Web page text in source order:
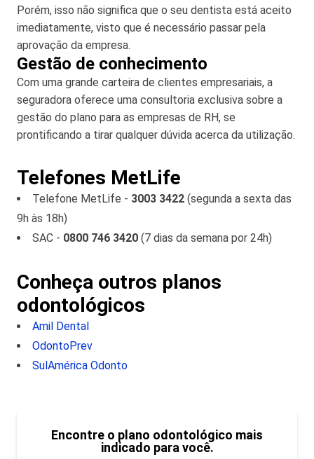
Porém, isso não significa que o seu dentista está aceito
imediatamente, visto que é necessário passar pela
aprovação da empresa.
Gestão de conhecimento
Com uma grande carteira de clientes empresariais, a
seguradora oferece uma consultoria exclusiva sobre a
gestão do plano para as empresas de RH, se
prontificando a tirar qualquer dúvida acerca da utilização.
Telefones MetLife
Telefone MetLife - 3003 3422 (segunda a sexta das
9h às 18h)
SAC - 0800 746 3420 (7 dias da semana por 24h)
Conheça outros planos
odontológicos
Amil Dental
OdontoPrev
SulAmérica Odonto
Encontre o plano odontológico mais
indicado para você.